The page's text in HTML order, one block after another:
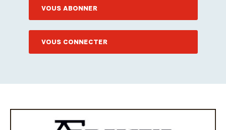
VOUS ABONNER
VOUS CONNECTER